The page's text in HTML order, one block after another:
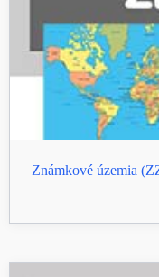
Známkové územia